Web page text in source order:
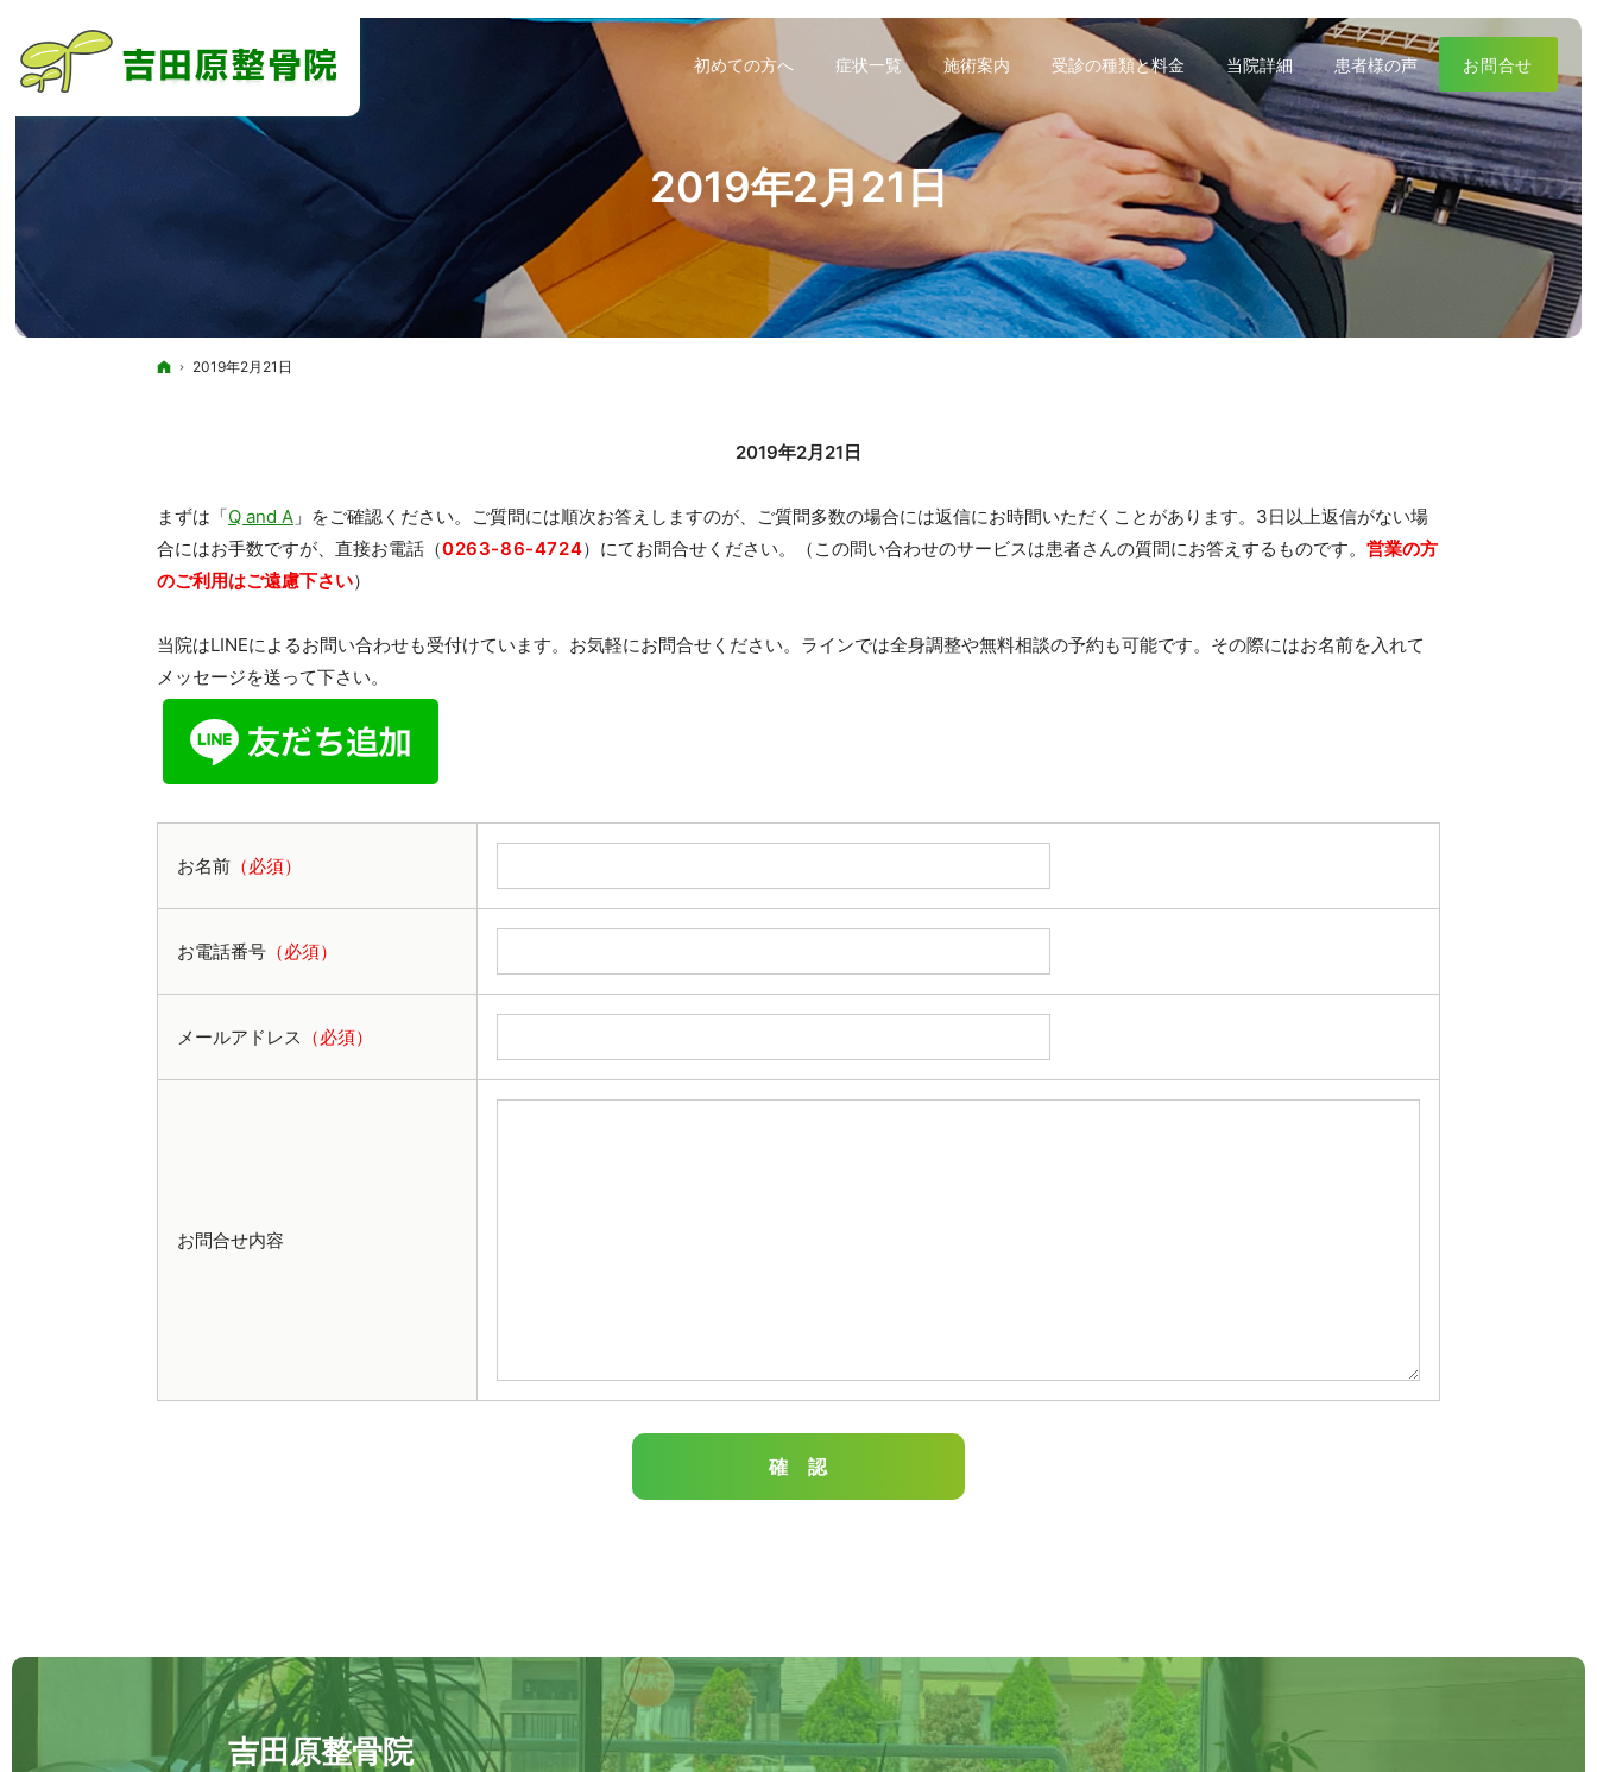
2019年2月21日
ホーム
2019年2月21日
2019年2月21日
まずは「Q and A 」をご確認ください。ご質問には順次お答えしますのが、ご質問多数の場合には返信にお時間いただくことがあります。3日以上返信がない場
合にはお手数ですが、直接お電話（0263-86-4724）にてお問合せください。（この問い合わせのサービスは患者さんの質問にお答えするものです。営業の方
のご利用はご遠慮下さい）
当院はLINEによるお問い合わせも受付けています。お気軽にお問合せください。ラインでは全身調整や無料相談の予約も可能です。その際にはお名前を入れて
メッセージを送って下さい。
お名前 （必須）
お電話番号 （必須）
メールアドレス （必須）
お問合せ内容
初めての方へ 症状一覧 施術案内 受診の種類と料金 当院詳細 患者様の声 お問合せ
吉田原整骨院